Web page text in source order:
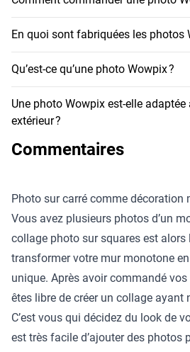
En quoi sont fabriquées les photos
Qu’est-ce qu’une photo Wowpix ?
Une photo Wowpix est-elle
extérieur ?
Commentaires
Photo sur carré comme décoration
Vous avez plusieurs photos d’un
collage photo sur squares est
transformer votre mur monotone
unique. Après avoir commandé
êtes libre de créer un collage ayant
C’est vous qui décidez du look de
est très facile d’ajouter des photos